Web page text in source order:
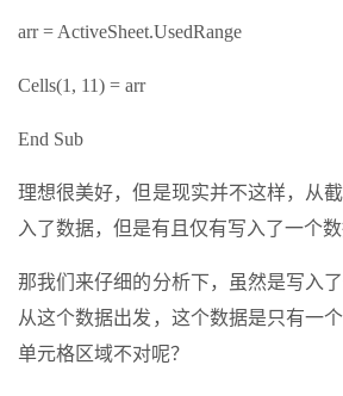
arr = ActiveSheet.UsedRange
Cells(1, 11) = arr
End Sub
理想很美好，但是现实并不这样，从
入了数据，但是有且仅有写入了一个
那我们来仔细的分析下，虽然是写入
从这个数据出发，这个数据是只有一
单元格区域不对呢？